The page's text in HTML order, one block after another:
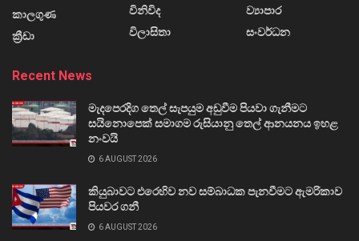
කාලගුණ
ක්‍රීඩා
විනිවිද
විලාසිතා
ව්‍යාපාර
සංවර්ධන
Recent News
මැදපෙරදිග තෙල් සැපයුම අඩුවීම පියවා ගැනීමට
සයිනොපෙක් සමාගම රුසියානු තෙල් ආනයනය ඉහළ
නංවයි
6 AUGUST 2026
කියුබාවට එරෙහිව නව සම්බාධක පැනවීමට ඇමරිකාව
පියවර ගනී
6 AUGUST 2026